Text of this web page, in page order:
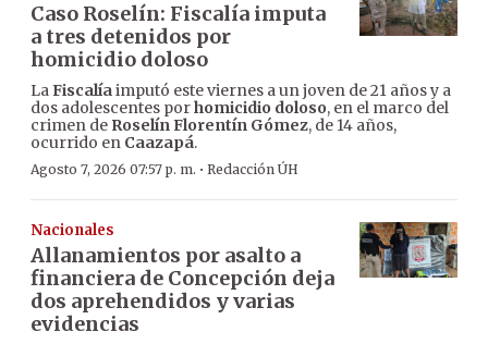
Caso Roselín: Fiscalía imputa
a tres detenidos por
homicidio doloso
LaFiscalíaimputó este viernes a un joven de 21 años y a
dos adolescentes porhomicidio doloso, en el marco del
crimen de Roselín Florentín Gómez, de 14 años,
ocurrido en Caazapá.
Agosto 7, 2026 07:57 p. m. · Redacción ÚH
Nacionales
Allanamientos por asalto a
financiera de Concepción deja
dos aprehendidos y varias
evidencias